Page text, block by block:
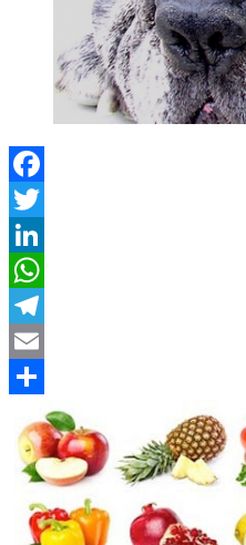
Facebook
Twitter
LinkedIn
WhatsApp
Telegram
Email
Compartir